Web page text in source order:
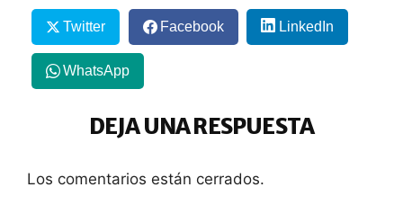
Twitter Facebook LinkedIn
WhatsApp
DEJA UNA RESPUESTA
Los comentarios están cerrados.